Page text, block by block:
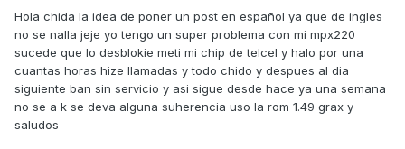
Hola chida la idea de poner un post en español ya que de ingles
no se nalla jeje yo tengo un super problema con mi mpx220
sucede que lo desblokie meti mi chip de telcel y halo por una
cuantas horas hize llamadas y todo chido y despues al dia
siguiente ban sin servicio y asi sigue desde hace ya una semana
no se a k se deva alguna suherencia uso la rom 1.49 grax y
saludos